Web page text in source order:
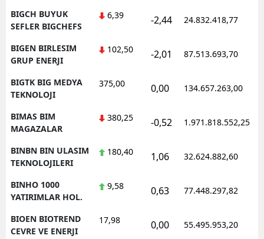
BIGCH BUYUK
SEFLER BIGCHEFS
6,39 -2,44 24.832.418,77
BIGEN BIRLESIM
GRUP ENERJI
102,50 -2,01 87.513.693,70
BIGTK BIG MEDYA
TEKNOLOJI
375,00 0,00 134.657.263,00
BIMAS BIM
MAGAZALAR
380,25 -0,52 1.971.818.552,25
BINBN BIN ULASIM
TEKNOLOJILERI
180,40 1,06 32.624.882,60
BINHO 1000
YATIRIMLAR HOL.
9,58 0,63 77.448.297,82
BIOEN BIOTREND
CEVRE VE ENERJI
17,98 0,00 55.495.953,20